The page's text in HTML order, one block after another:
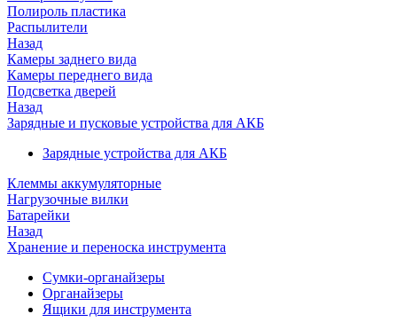
Полироль пластика
Распылители
Назад
Камеры заднего вида
Камеры переднего вида
Подсветка дверей
Назад
Зарядные и пусковые устройства для АКБ
Зарядные устройства для АКБ
Клеммы аккумуляторные
Нагрузочные вилки
Батарейки
Назад
Хранение и переноска инструмента
Сумки-органайзеры
Органайзеры
Ящики для инструмента